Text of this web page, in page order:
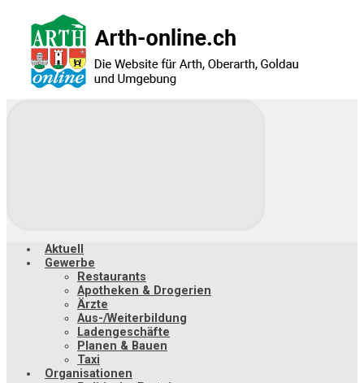
Hauptinhalt
springen
Aktuell
Gewerbe
Restaurants
Apotheken & Drogerien
Ärzte
Aus-/Weiterbildung
Ladengeschäfte
Planen & Bauen
Taxi
Organisationen